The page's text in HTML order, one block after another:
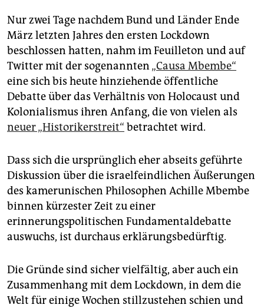
unterstützen
abo
genossenschaft
epaper login
Nur zwei Tage nachdem Bund und Länder Ende
März letzten Jahres den ersten Lockdown
beschlossen hatten, nahm im Feuilleton und auf
Twitter mit der sogenannten „Causa Mbembe“
eine sich bis heute hinziehende öffentliche
Debatte über das Verhältnis von Holocaust und
Kolonialismus ihren Anfang, die von vielen als
neuer „Historikerstreit“ betrachtet wird.
Dass sich die ursprünglich eher abseits geführte
Diskussion über die israelfeindlichen Äußerungen
des kamerunischen Philosophen Achille Mbembe
binnen kürzester Zeit zu einer
erinnerungspolitischen Fundamentaldebatte
auswuchs, ist durchaus erklärungsbedürftig.
Die Gründe sind sicher vielfältig, aber auch ein
Zusammenhang mit dem Lockdown, in dem die
Welt für einige Wochen stillzustehen schien und